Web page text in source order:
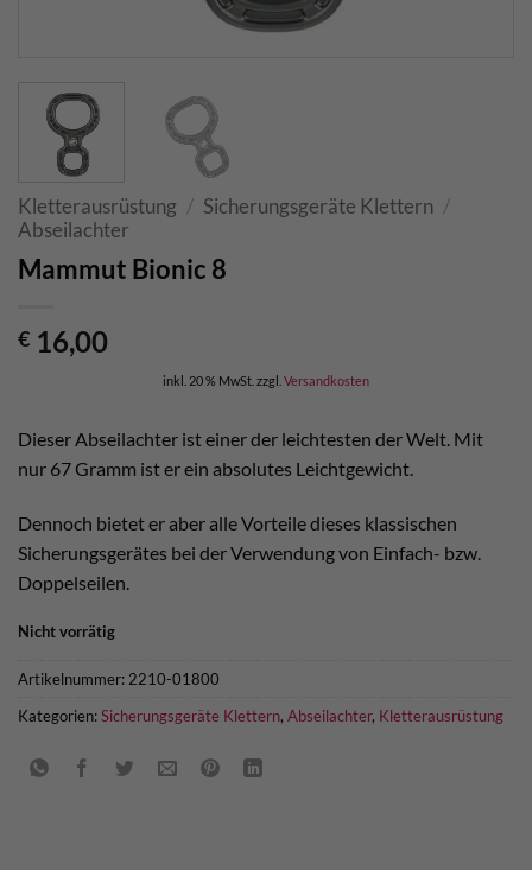
Kletterausrüstung / Sicherungsgeräte Klettern /
Abseilachter
Mammut Bionic 8
€ 16,00
inkl. 20 % MwSt. zzgl. Versandkosten
Dieser Abseilachter ist einer der leichtesten der Welt. Mit
nur 67 Gramm ist er ein absolutes Leichtgewicht.
Dennoch bietet er aber alle Vorteile dieses klassischen
Sicherungsgerätes bei der Verwendung von Einfach- bzw.
Doppelseilen.
Nicht vorrätig
Artikelnummer: 2210-01800
Kategorien:Sicherungsgeräte Klettern, Abseilachter, Kletterausrüstung